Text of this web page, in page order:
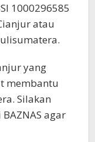
1000296585
atau
yang
membantu
Silakan
agar